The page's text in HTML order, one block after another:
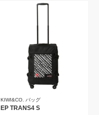
KIWI&CO. バッグ
EP TRANS4 S